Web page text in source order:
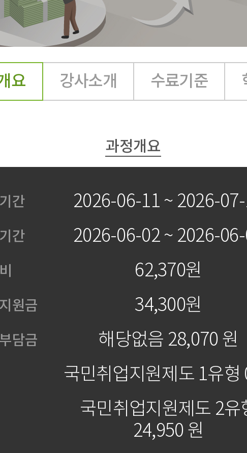
요 강사소개 수료기준
과정개요
간 2026-06-11 ~ 2026-
간 2026-06-02 ~ 2026-
62,370원
원금 34,300원
담금
해당없음 28,070 원
국민취업지원제도 1유형
국민취업지원제도 2유
24,950 원